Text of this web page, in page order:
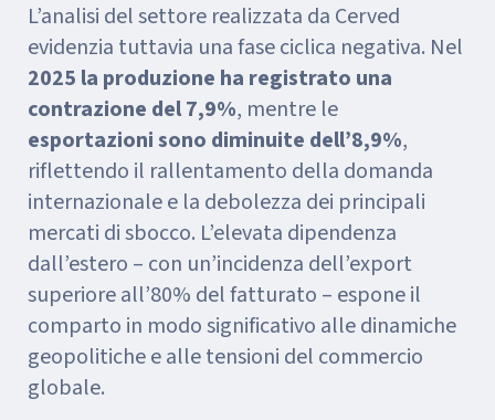
L’analisi del settore realizzata da Cerved
evidenzia tuttavia una fase ciclica negativa. Nel
2025 la produzione ha registrato una
contrazione del 7,9%, mentre le
esportazioni sono diminuite dell’8,9%,
riflettendo il rallentamento della domanda
internazionale e la debolezza dei principali
mercati di sbocco. L’elevata dipendenza
dall’estero – con un’incidenza dell’export
superiore all’80% del fatturato – espone il
comparto in modo significativo alle dinamiche
geopolitiche e alle tensioni del commercio
globale.